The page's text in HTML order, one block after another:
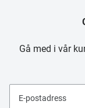
Gå med i vår
E-postadress